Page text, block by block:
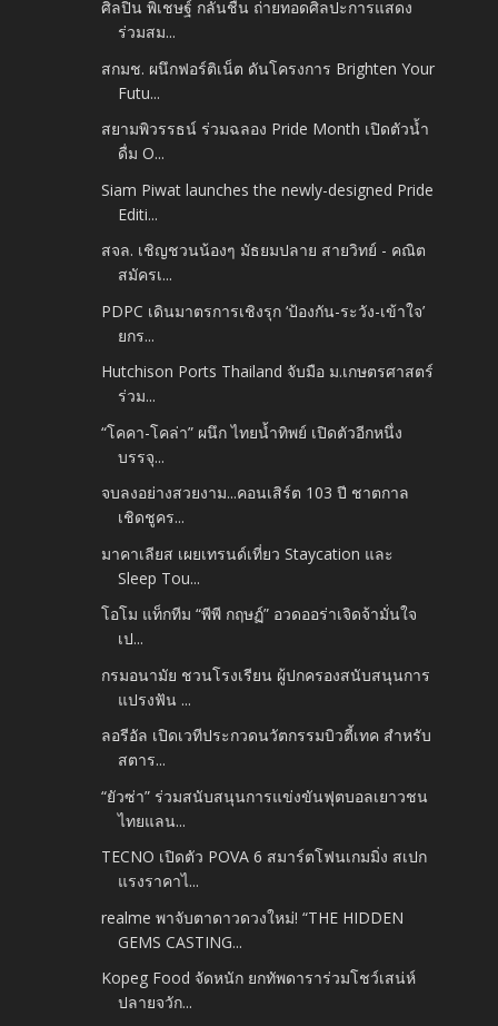
ศิลปิน พิเชษฐ์ กลั่นชื่น ถ่ายทอดศิลปะการแสดง
ร่วมสม...
สกมช. ผนึกฟอร์ติเน็ต ดันโครงการ Brighten Your
Futu...
สยามพิวรรธน์ ร่วมฉลอง Pride Month เปิดตัวน้ำ
ดื่ม O...
Siam Piwat launches the newly-designed Pride
Editi...
สจล. เชิญชวนน้องๆ มัธยมปลาย สายวิทย์ - คณิต
สมัครเ...
PDPC เดินมาตรการเชิงรุก ‘ป้องกัน-ระวัง-เข้าใจ’
ยกร...
Hutchison Ports Thailand จับมือ ม.เกษตรศาสตร์
ร่วม...
“โคคา-โคล่า” ผนึก ไทยน้ำทิพย์ เปิดตัวอีกหนึ่ง
บรรจุ...
จบลงอย่างสวยงาม...คอนเสิร์ต 103 ปี ชาตกาล
เชิดชูคร...
มาคาเลียส เผยเทรนด์เที่ยว Staycation และ
Sleep Tou...
โอโม แท็กทีม “พีพี กฤษฏ์” อวดออร่าเจิดจ้ามั่นใจ
เป...
กรมอนามัย ชวนโรงเรียน ผู้ปกครองสนับสนุนการ
แปรงฟัน ...
ลอรีอัล เปิดเวทีประกวดนวัตกรรมบิวตี้เทค สำหรับ
สตาร...
“ยัวซ่า” ร่วมสนับสนุนการแข่งขันฟุตบอลเยาวชน
ไทยแลน...
TECNO เปิดตัว POVA 6 สมาร์ตโฟนเกมมิ่ง สเปก
แรงราคาไ...
realme พาจับตาดาวดวงใหม่! “THE HIDDEN
GEMS CASTING...
Kopeg Food จัดหนัก ยกทัพดาราร่วมโชว์เสน่ห์
ปลายจวัก...